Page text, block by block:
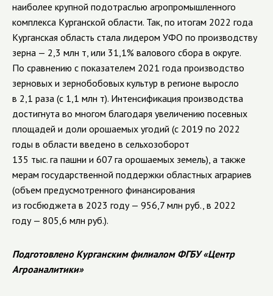
наиболее крупной подотраслью агропромышленного
комплекса Курганской области. Так, по итогам 2022 года
Курганская область стала лидером УФО по производству
зерна — 2,3 млн т, или 31,1% валового сбора в округе.
По сравнению с показателем 2021 года производство
зерновых и зернобобовых культур в регионе выросло
в 2,1 раза (с 1,1 млн т). Интенсификация производства
достигнута во многом благодаря увеличению посевных
площадей и доли орошаемых угодий (с 2019 по 2022
годы в области введено в сельхозоборот
135 тыс. га пашни и 607 га орошаемых земель), а также
мерам государственной поддержки областных аграриев
(объем предусмотренного финансирования
из госбюджета в 2023 году — 956,7 млн руб., в 2022
году — 805,6 млн руб.).
Подготовлено Курганским филиалом ФГБУ «Центр
Агроаналитики»